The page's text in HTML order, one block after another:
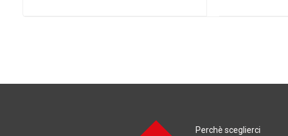
Perchè sceglierci